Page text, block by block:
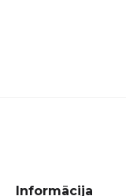
Informācija